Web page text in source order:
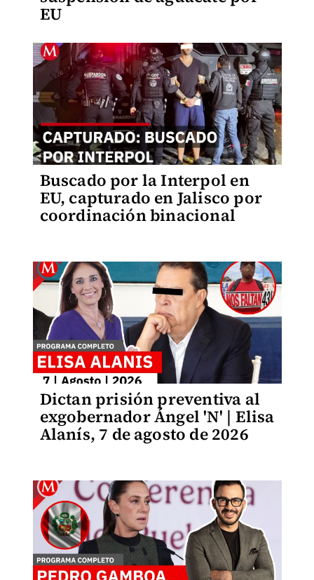
EU
Buscado por la Interpol en
EU, capturado en Jalisco por
coordinación binacional
Dictan prisión preventiva al
exgobernador Ángel 'N' | Elisa
Alanís, 7 de agosto de 2026